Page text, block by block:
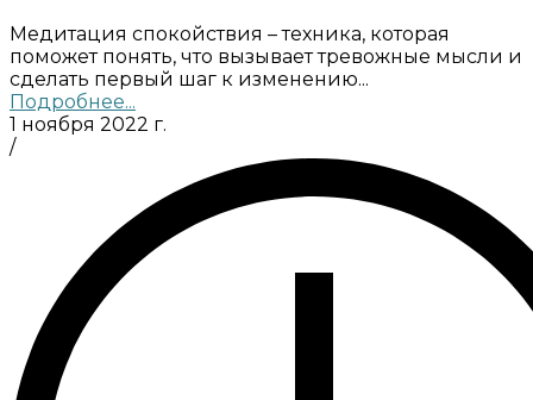
Медитация спокойствия – техника, которая
поможет понять, что вызывает тревожные мысли и
сделать первый шаг к изменению...
Подробнее...
1 ноября 2022 г.
/